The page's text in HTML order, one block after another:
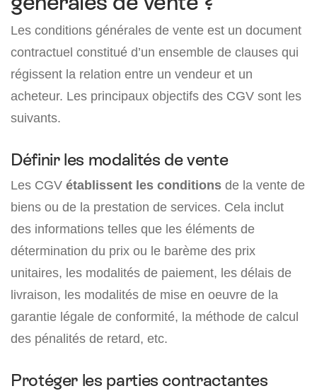
Les conditions générales de vente est un document
contractuel constitué d’un ensemble de clauses qui
régissent la relation entre un vendeur et un
acheteur. Les principaux objectifs des CGV sont les
suivants.
Définir les modalités de vente
Les CGV établissent les conditions de la vente de
biens ou de la prestation de services. Cela inclut
des informations telles que les éléments de
détermination du prix ou le barème des prix
unitaires, les modalités de paiement, les délais de
livraison, les modalités de mise en oeuvre de la
garantie légale de conformité, la méthode de calcul
des pénalités de retard, etc.
Protéger les parties contractantes